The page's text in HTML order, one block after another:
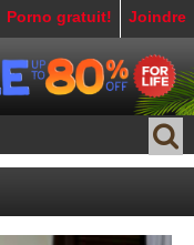
Joindre
Porno gratuit!